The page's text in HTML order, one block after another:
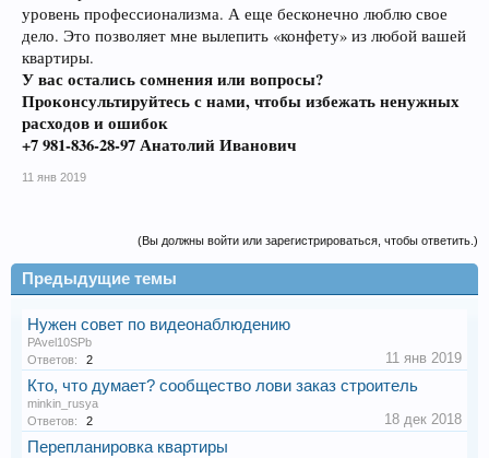
уровень профессионализма. А еще бесконечно люблю свое
дело. Это позволяет мне вылепить «конфету» из любой вашей
квартиры.
У вас остались сомнения или вопросы?
Проконсультируйтесь с нами, чтобы избежать ненужных
расходов и ошибок
+7 981-836-28-97 Анатолий Иванович
11 янв 2019
(Вы должны войти или зарегистрироваться, чтобы ответить.)
Предыдущие темы
Нужен совет по видеонаблюдению
PAvel10SPb
Ответов:
2 11 янв 2019
Кто, что думает? сообщество лови заказ строитель
minkin_rusya
Ответов:
2 18 дек 2018
Перепланировка квартиры